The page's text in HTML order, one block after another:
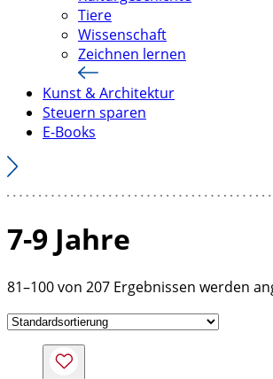
Tiere
Wissenschaft
Zeichnen lernen
Kunst & Architektur
Steuern sparen
E-Books
7-9 Jahre
81–100 von 207 Ergebnissen werden